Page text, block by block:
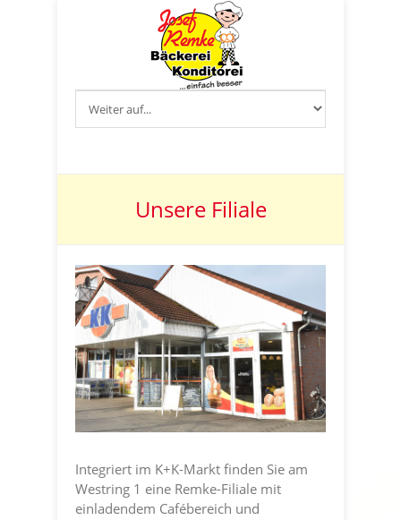
Unsere Filiale
Integriert im K+K-Markt finden Sie am
Westring 1 eine Remke-Filiale mit
einladendem Cafébereich und